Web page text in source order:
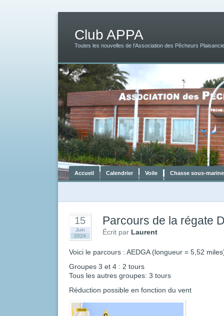
Club APPA
Toutes les nouvelles de l’Association des Pêcheurs
Accueil Calendrier Voile Chasse sous-marine
15
Juin
2024
Parcours de la régate
Écrit par Laurent
Voici le parcours : AEDGA (longueur = 5,52
Groupes 3 et 4 : 2 tours
Tous les autres groupes: 3 tours
Réduction possible en fonction du vent